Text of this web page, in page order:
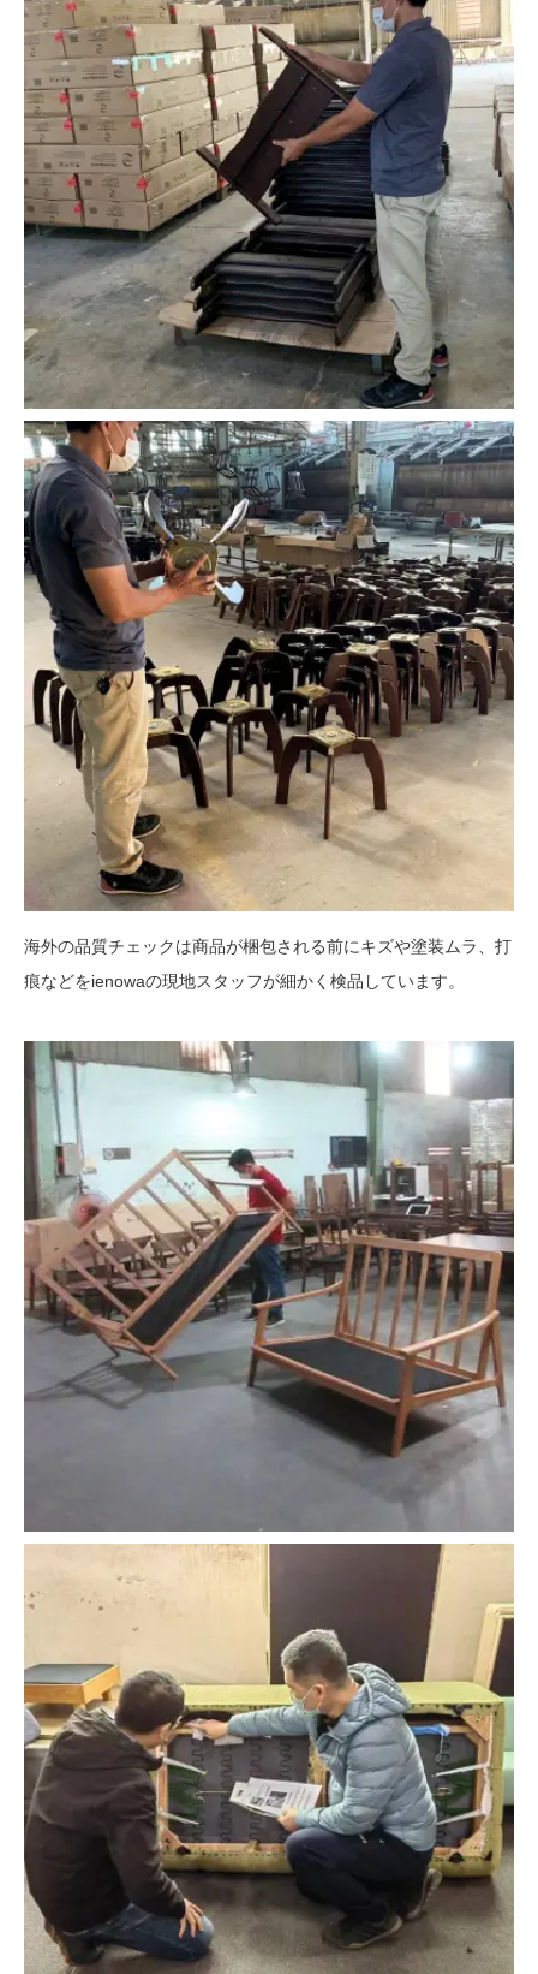
海外の品質チェックは商品が梱包される前にキズや塗装ムラ、打
痕などをienowaの現地スタッフが細かく検品しています。